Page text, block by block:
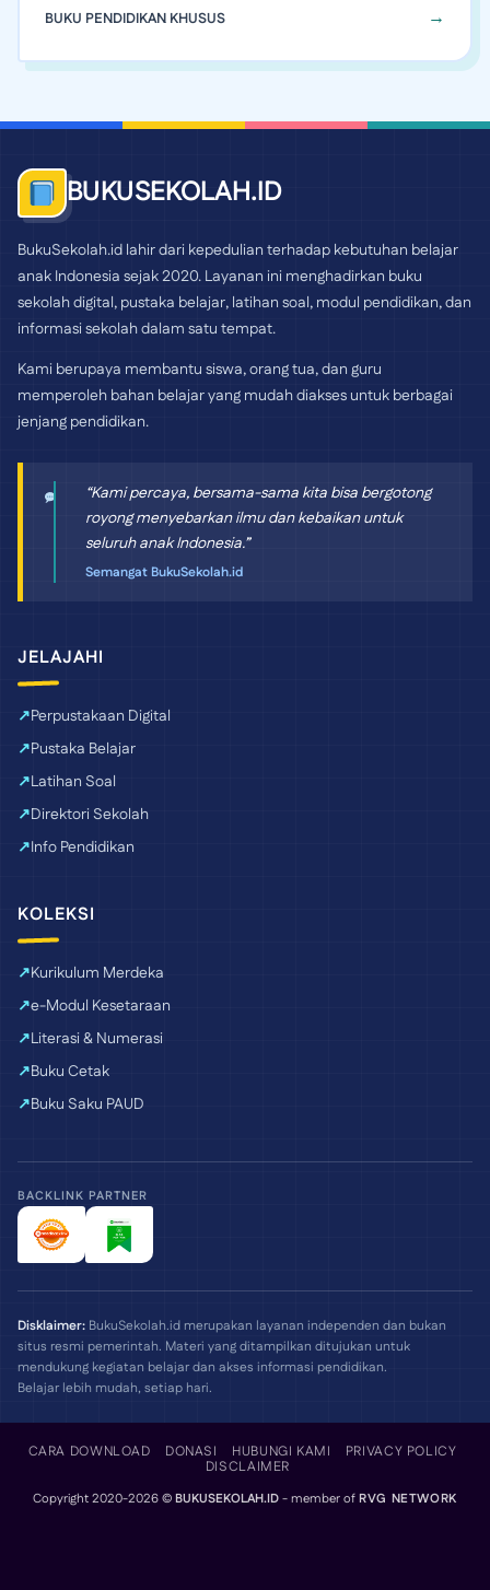
BUKU PENDIDIKAN KHUSUS
BUKUSEKOLAH.ID
BukuSekolah.id lahir dari kepedulian terhadap kebutuhan belajar
anak Indonesia sejak 2020. Layanan ini menghadirkan buku
sekolah digital, pustaka belajar, latihan soal, modul pendidikan, dan
informasi sekolah dalam satu tempat.
Kami berupaya membantu siswa, orang tua, dan guru
memperoleh bahan belajar yang mudah diakses untuk berbagai
jenjang pendidikan.
“Kami percaya, bersama-sama kita bisa bergotong
royong menyebarkan ilmu dan kebaikan untuk
seluruh anak Indonesia.”
Semangat BukuSekolah.id
JELAJAHI
Perpustakaan Digital
Pustaka Belajar
Latihan Soal
Direktori Sekolah
Info Pendidikan
KOLEKSI
Kurikulum Merdeka
e-Modul Kesetaraan
Literasi & Numerasi
Buku Cetak
Buku Saku PAUD
BACKLINK PARTNER
Disklaimer: BukuSekolah.id merupakan layanan independen dan bukan
situs resmi pemerintah. Materi yang ditampilkan ditujukan untuk
mendukung kegiatan belajar dan akses informasi pendidikan.
Belajar lebih mudah, setiap hari.
CARA DOWNLOAD DONASI HUBUNGI KAMI
PRIVACY POLICY
DISCLAIMER
Copyright 2020-2026 ©BUKUSEKOLAH.ID- member ofRVG NETWORK